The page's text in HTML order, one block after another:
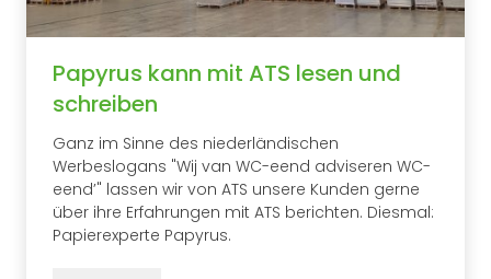
Papyrus kann mit ATS lesen und
schreiben
Ganz im Sinne des niederländischen
Werbeslogans "Wij van WC-eend adviseren WC-
eend’" lassen wir von ATS unsere Kunden gerne
über ihre Erfahrungen mit ATS berichten. Diesmal:
Papierexperte Papyrus.